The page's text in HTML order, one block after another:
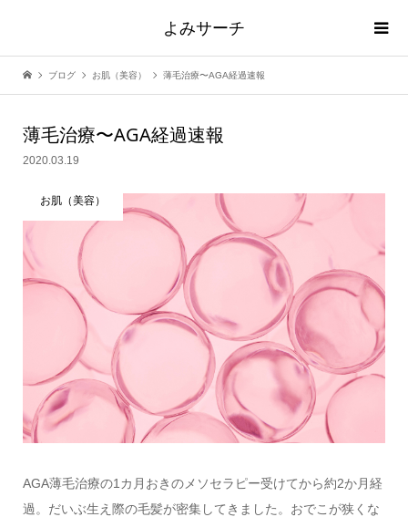
よみサーチ
ブログ お肌（美容） 薄毛治療〜AGA経過速報
薄毛治療〜AGA経過速報
2020.03.19
お肌（美容）
AGA薄毛治療の1カ月おきのメソセラピー受けてから約2か月経
過。だいぶ生え際の毛髪が密集してきました。おでこが狭くな